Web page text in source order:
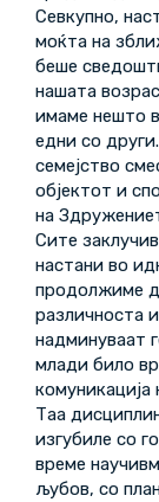
Севкупно,
моќта на
беше
нашата
имаме нешто
едни со
семејство
објектот и
на
Сите
настани во
продолжиме
различноста
надминуваат
млади било
комуникација
Таа
изгубиле со
време
љубов, со